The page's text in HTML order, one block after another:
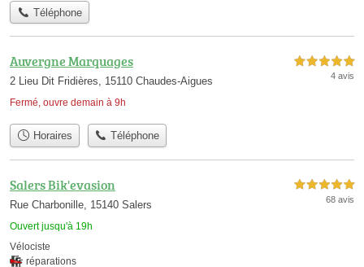
Téléphone
Auvergne Marquages
2 Lieu Dit Fridières, 15110 Chaudes-Aigues
Fermé, ouvre demain à 9h
5,0 étoiles sur 5
4 avis
Horaires Téléphone
Salers Bik'evasion
Rue Charbonille, 15140 Salers
Ouvert jusqu'à 19h
5,0 étoiles sur 5
68 avis
Vélociste
réparations